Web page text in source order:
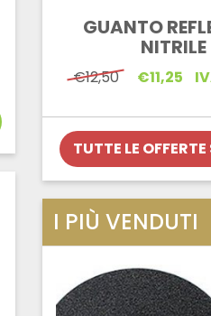
GUANTO
NITRILE
€12,50 Il
era:
€11,25
Il
è:
TUTTE LE
I PIÙ VENDUTI